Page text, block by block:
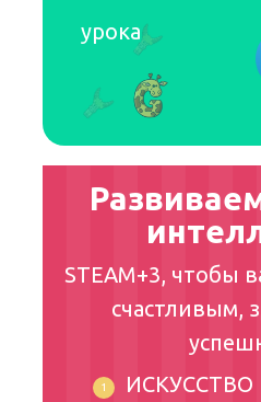
урока
STEAM+3, чтобы
счастливым,
ИСКУССТВО
1